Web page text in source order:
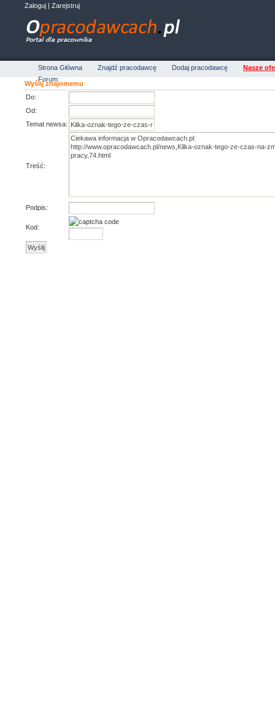
Zaloguj | Zarejstruj
Strona Główna Znajdź pracodawcę Dodaj pracodawcę
Nasze
Forum
Wyślij znajomemu
Do:
Od:
Temat newsa:
Treść:
Podpis:
Kod: